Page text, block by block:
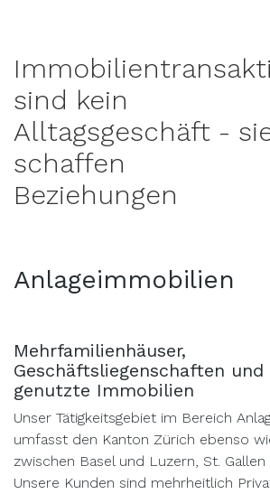
sind kein
Alltagsgeschäft -
schaffen
Beziehungen
Anlageimmobilien
Mehrfamilienhäuser,
Geschäftsliegenschaften
genutzte Immobilien
Unser Tätigkeitsgebiet im Bereich
umfasst den Kanton Zürich ebenso
zwischen Basel und Luzern, St.
Unsere Kunden sind mehrheitlich